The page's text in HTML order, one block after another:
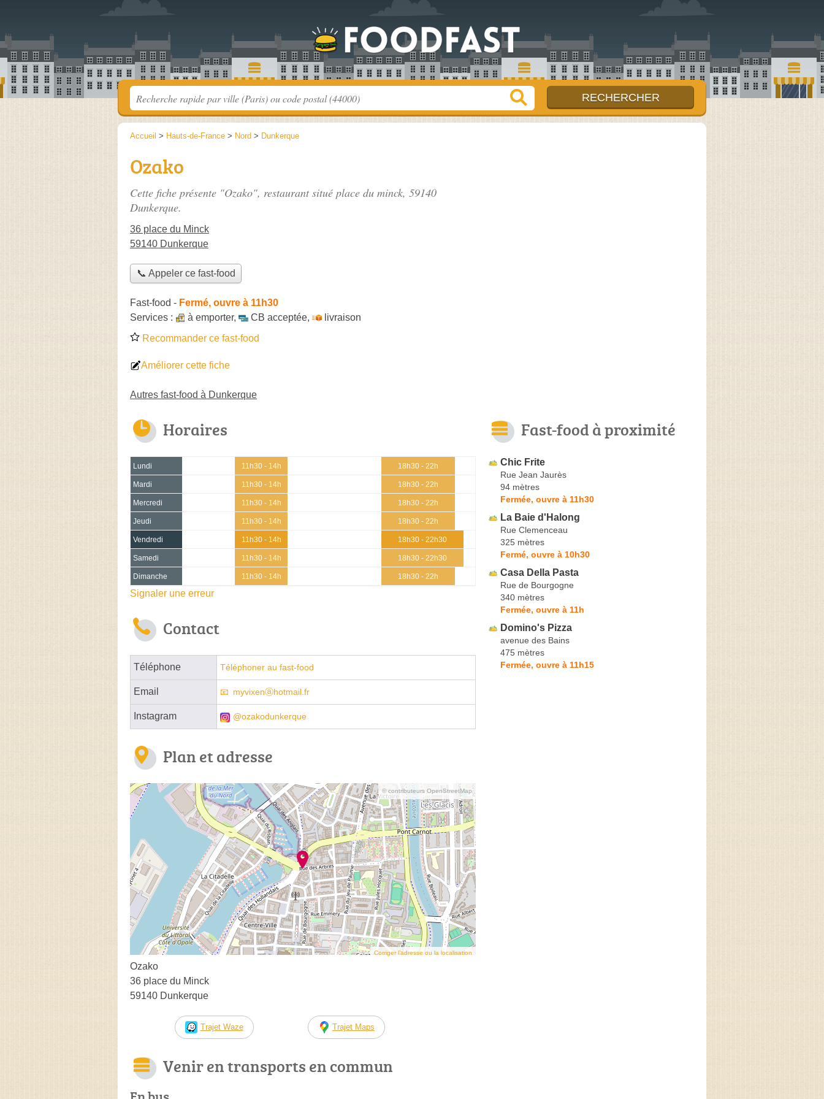
Accueil > Hauts-de-France > Nord > Dunkerque
Ozako
Cette fiche présente "Ozako", restaurant situé place du minck, 59140
Dunkerque.
36 place du Minck
59140 Dunkerque
📞 Appeler ce fast-food
Fast-food - Fermé, ouvre à 11h30
Services :
à emporter, CB acceptée,
livraison
Recommander ce fast-food
Améliorer cette fiche
Autres fast-food à Dunkerque
Horaires
Lundi 11h30 - 14h 18h30 - 22h
Mardi 11h30 - 14h 18h30 - 22h
Mercredi 11h30 - 14h 18h30 - 22h
Jeudi 11h30 - 14h 18h30 - 22h
Vendredi 11h30 - 14h 18h30 - 22h30
Samedi 11h30 - 14h 18h30 - 22h30
Dimanche 11h30 - 14h 18h30 - 22h
Signaler une erreur
Contact
Téléphone Téléphoner au fast-food
Email myvixenⓐhotmail.fr
Instagram @ozakodunkerque
Plan et adresse
© contributeurs OpenStreetMap
Corriger l’adresse ou la localisation
Ozako
36 place du Minck
59140 Dunkerque
Trajet Waze Trajet Maps
Venir en transports en commun
Fast-food à proximité
Chic Frite
Rue Jean Jaurès
94 mètres
Fermée, ouvre à 11h30
La Baie d'Halong
Rue Clemenceau
325 mètres
Fermé, ouvre à 10h30
Casa Della Pasta
Rue de Bourgogne
340 mètres
Fermée, ouvre à 11h
Domino's Pizza
avenue des Bains
475 mètres
Fermée, ouvre à 11h15